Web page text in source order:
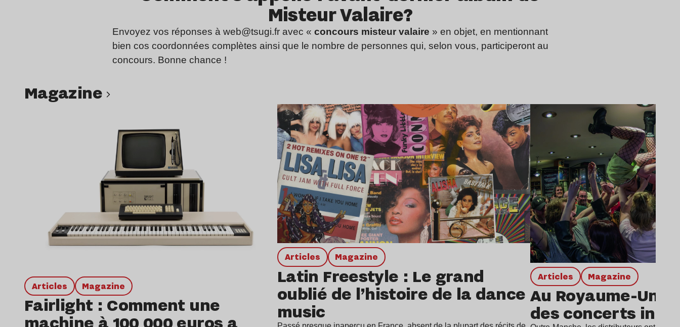
Misteur Valaire?
Envoyez vos réponses à web@tsugi.fr avec « concours misteur valaire » en objet, en mentionnant
bien cos coordonnées complètes ainsi que le nombre de personnes qui, selon vous, participeront au
concours. Bonne chance !
magazine
Articles magazine
Fairlight : Comment une
machine à 100 000 euros a
Articles magazine
Latin Freestyle : Le grand
oublié de l’histoire de la dance
music
Articles magazine
Au Royaume-Uni,
des concerts in-
Lire l’article Lire l’article